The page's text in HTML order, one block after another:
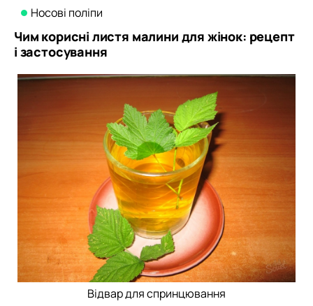
Носові поліпи
Чим корисні листя малини для жінок: рецепт
і застосування
Відвар для спринцювання